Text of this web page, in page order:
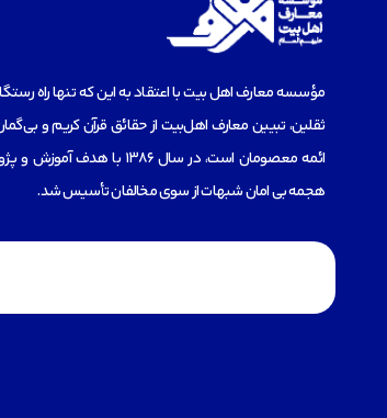
مؤسسه‌ معارف اهل بیت با اعتقاد به این که تنها راه
ثقلین، تبیین معارف اهل‌بیت از حقائق قرآن کریم و
ائمه معصومان است، در سال
هجمه بی امان شبهات از سوی مخالفان تأسیس شد.